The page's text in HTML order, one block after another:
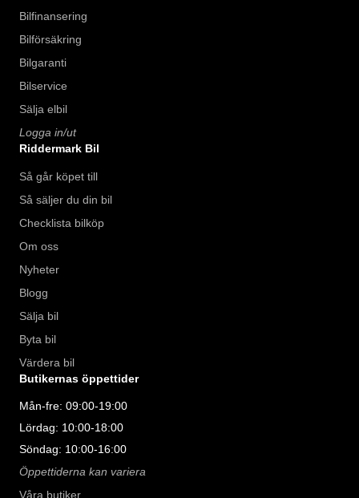
Bilfinansering
Bilförsäkring
Bilgaranti
Bilservice
Sälja elbil
Logga in/ut
Riddermark Bil
Så går köpet till
Så säljer du din bil
Checklista bilköp
Om oss
Nyheter
Blogg
Sälja bil
Byta bil
Värdera bil
Butikernas öppettider
Mån-fre: 09:00-19:00
Lördag: 10:00-18:00
Söndag: 10:00-16:00
Öppettiderna kan variera
Våra butiker